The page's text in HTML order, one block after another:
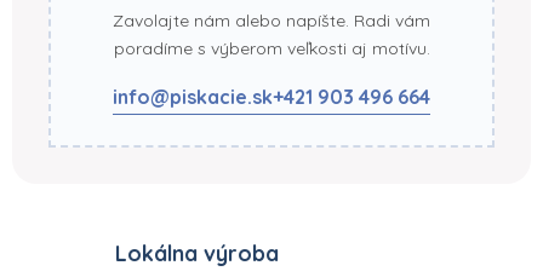
Zavolajte nám alebo napíšte. Radi vám
poradíme s výberom veľkosti aj motívu.
info@piskacie.sk+421 903 496 664
Lokálna výroba